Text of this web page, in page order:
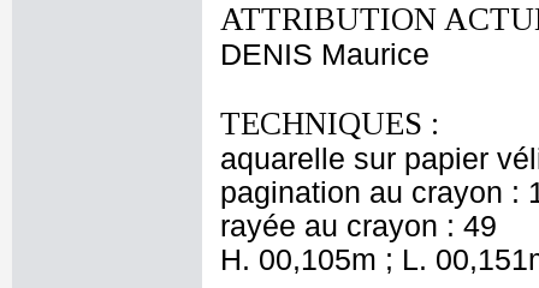
ATTRIBUTION
DENIS Maurice
TECHNIQUES :
aquarelle sur papier
pagination au crayon :
rayée au crayon : 49
H. 00,105m ; L.